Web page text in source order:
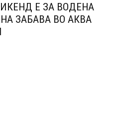
Е ЗА ВОДЕНА
ЗАБАВА ВО АКВА